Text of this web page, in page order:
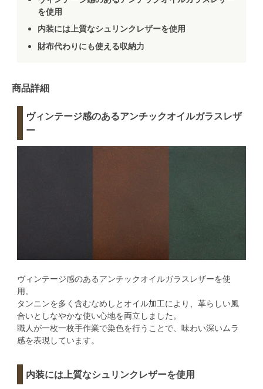
を使用
内装には上質なシュリンクレザーを使用
財布代わりにも使える収納力
商品詳細
ヴィンテージ感のあるアンチックオイルガラスレザ
ー
ヴィンテージ感のあるアンチックオイルガラスレザーを使
用。
タンニンを多く含むなめしとオイル加工により、革らしい風
合いとしなやかな使い心地を両立しました。
職人が一枚一枚手作業で染色を行うことで、味わい深いムラ
感を表現しています。
内装には上質なシュリンクレザーを使用